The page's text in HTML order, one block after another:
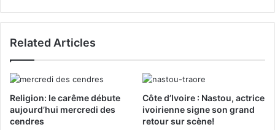
Related Articles
Religion: le carême débute
aujourd’hui mercredi des
cendres
Côte d’Ivoire : Nastou, actrice
ivoirienne signe son grand
retour sur scène!